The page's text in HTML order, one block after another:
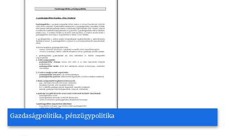
Gazdaságpolitika, pénzügypolitika